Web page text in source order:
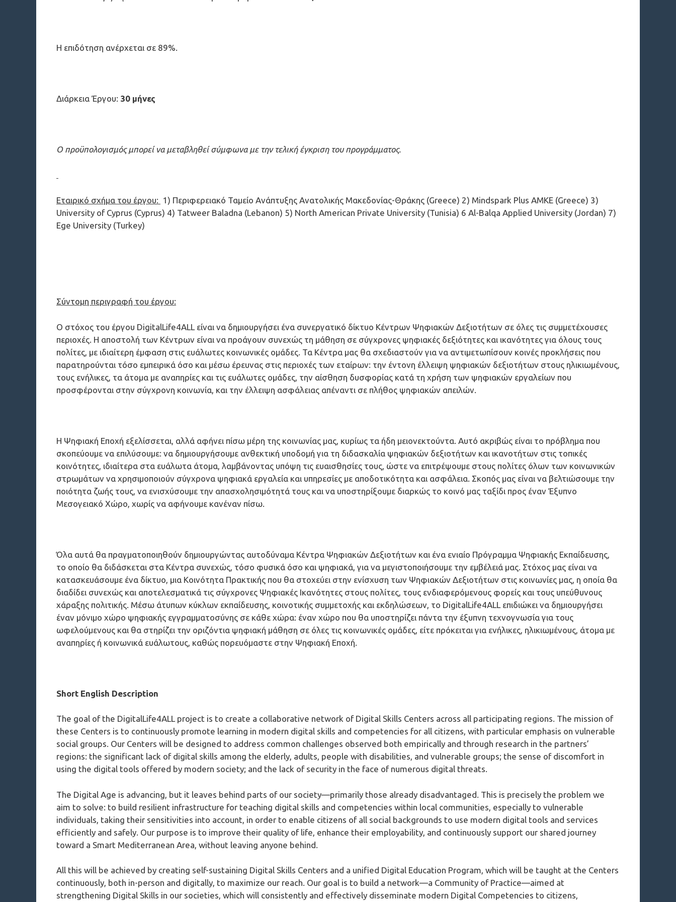
Η επιδότηση ανέρχεται σε 89%.
Διάρκεια Έργου: 30 μήνες
Ο προϋπολογισμός μπορεί να μεταβληθεί σύμφωνα με την τελική έγκριση του προγράμματος.
Εταιρικό σχήμα του έργου: 1) Περιφερειακό Ταμείο Ανάπτυξης Ανατολικής Μακεδονίας-Θράκης (Greece) 2) Mindspark Plus ΑΜΚΕ (Greece) 3)
University of Cyprus (Cyprus) 4) Tatweer Baladna (Lebanon) 5) North American Private University (Tunisia) 6 Al-Balqa Applied University (Jordan) 7)
Ege University (Turkey)
Σύντομη περιγραφή του έργου:
Ο στόχος του έργου DigitalLife4ALL είναι να δημιουργήσει ένα συνεργατικό δίκτυο Κέντρων Ψηφιακών Δεξιοτήτων σε όλες τις συμμετέχουσες
περιοχές. Η αποστολή των Κέντρων είναι να προάγουν συνεχώς τη μάθηση σε σύγχρονες ψηφιακές δεξιότητες και ικανότητες για όλους τους
πολίτες, με ιδιαίτερη έμφαση στις ευάλωτες κοινωνικές ομάδες. Τα Κέντρα μας θα σχεδιαστούν για να αντιμετωπίσουν κοινές προκλήσεις που
παρατηρούνται τόσο εμπειρικά όσο και μέσω έρευνας στις περιοχές των εταίρων: την έντονη έλλειψη ψηφιακών δεξιοτήτων στους ηλικιωμένους,
τους ενήλικες, τα άτομα με αναπηρίες και τις ευάλωτες ομάδες, την αίσθηση δυσφορίας κατά τη χρήση των ψηφιακών εργαλείων που
προσφέρονται στην σύγχρονη κοινωνία, και την έλλειψη ασφάλειας απέναντι σε πλήθος ψηφιακών απειλών.
Η Ψηφιακή Εποχή εξελίσσεται, αλλά αφήνει πίσω μέρη της κοινωνίας μας, κυρίως τα ήδη μειονεκτούντα. Αυτό ακριβώς είναι το πρόβλημα που
σκοπεύουμε να επιλύσουμε: να δημιουργήσουμε ανθεκτική υποδομή για τη διδασκαλία ψηφιακών δεξιοτήτων και ικανοτήτων στις τοπικές
κοινότητες, ιδιαίτερα στα ευάλωτα άτομα, λαμβάνοντας υπόψη τις ευαισθησίες τους, ώστε να επιτρέψουμε στους πολίτες όλων των κοινωνικών
στρωμάτων να χρησιμοποιούν σύγχρονα ψηφιακά εργαλεία και υπηρεσίες με αποδοτικότητα και ασφάλεια. Σκοπός μας είναι να βελτιώσουμε την
ποιότητα ζωής τους, να ενισχύσουμε την απασχολησιμότητά τους και να υποστηρίξουμε διαρκώς το κοινό μας ταξίδι προς έναν Έξυπνο
Μεσογειακό Χώρο, χωρίς να αφήνουμε κανέναν πίσω.
Όλα αυτά θα πραγματοποιηθούν δημιουργώντας αυτοδύναμα Κέντρα Ψηφιακών Δεξιοτήτων και ένα ενιαίο Πρόγραμμα Ψηφιακής Εκπαίδευσης,
το οποίο θα διδάσκεται στα Κέντρα συνεχώς, τόσο φυσικά όσο και ψηφιακά, για να μεγιστοποιήσουμε την εμβέλειά μας. Στόχος μας είναι να
κατασκευάσουμε ένα δίκτυο, μια Κοινότητα Πρακτικής που θα στοχεύει στην ενίσχυση των Ψηφιακών Δεξιοτήτων στις κοινωνίες μας, η οποία θα
διαδίδει συνεχώς και αποτελεσματικά τις σύγχρονες Ψηφιακές Ικανότητες στους πολίτες, τους ενδιαφερόμενους φορείς και τους υπεύθυνους
χάραξης πολιτικής. Μέσω άτυπων κύκλων εκπαίδευσης, κοινοτικής συμμετοχής και εκδηλώσεων, το DigitalLife4ALL επιδιώκει να δημιουργήσει
έναν μόνιμο χώρο ψηφιακής εγγραμματοσύνης σε κάθε χώρα: έναν χώρο που θα υποστηρίζει πάντα την έξυπνη τεχνογνωσία για τους
ωφελούμενους και θα στηρίζει την οριζόντια ψηφιακή μάθηση σε όλες τις κοινωνικές ομάδες, είτε πρόκειται για ενήλικες, ηλικιωμένους, άτομα με
αναπηρίες ή κοινωνικά ευάλωτους, καθώς πορευόμαστε στην Ψηφιακή Εποχή.
Short English Description
The goal of the DigitalLife4ALL project is to create a collaborative network of Digital Skills Centers across all participating regions. The mission of
these Centers is to continuously promote learning in modern digital skills and competencies for all citizens, with particular emphasis on vulnerable
social groups. Our Centers will be designed to address common challenges observed both empirically and through research in the partners’
regions: the significant lack of digital skills among the elderly, adults, people with disabilities, and vulnerable groups; the sense of discomfort in
using the digital tools offered by modern society; and the lack of security in the face of numerous digital threats.
The Digital Age is advancing, but it leaves behind parts of our society—primarily those already disadvantaged. This is precisely the problem we
aim to solve: to build resilient infrastructure for teaching digital skills and competencies within local communities, especially to vulnerable
individuals, taking their sensitivities into account, in order to enable citizens of all social backgrounds to use modern digital tools and services
efficiently and safely. Our purpose is to improve their quality of life, enhance their employability, and continuously support our shared journey
toward a Smart Mediterranean Area, without leaving anyone behind.
All this will be achieved by creating self-sustaining Digital Skills Centers and a unified Digital Education Program, which will be taught at the Centers
continuously, both in-person and digitally, to maximize our reach. Our goal is to build a network—a Community of Practice—aimed at
strengthening Digital Skills in our societies, which will consistently and effectively disseminate modern Digital Competencies to citizens,